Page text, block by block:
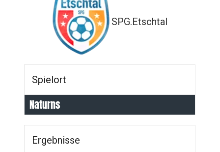
SPG.Etschtal
Spielort
Naturns
Ergebnisse